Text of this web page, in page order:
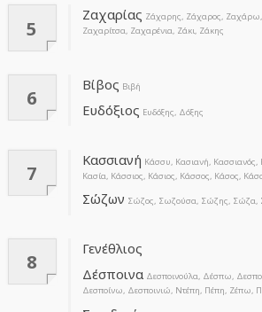
5
Ζαχαρίας Ζάχαρης, Ζάχαρος,
Ζαχαρίτσα, Ζαχαρένια, Ζάκι, Ζάκης
6
Βίβος Βιβή
Ευδόξιος Ευδόξης, Δόξης
7
Κασσιανή Κάσσυ, Κασιανή, Κασσιανός,
Κασία, Κάσσιος, Κάσιος, Κάσσος, Κάσος,
Σώζων Σώζος, Σωζούσα, Σώζης, Σώζα,
8
Γενέθλιος
Δέσποινα Δεσποινούλα, Δέσπω,
Δεσποίνω, Δεσποινιώ, Ντέπη, Πέπη, Ζέπω,